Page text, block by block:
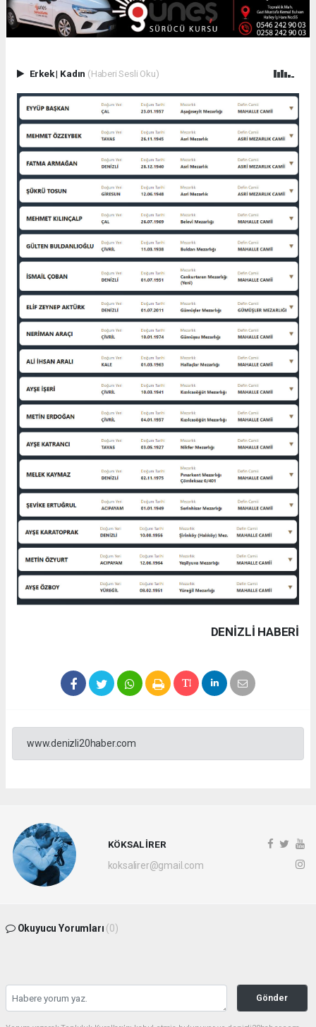
Erkek| Kadın (Haberi Sesli Oku)
DENIZLI HABERİ
www.denizli20haber.com
KÖKSAL İRER
koksalirer@gmail.com
Okuyucu Yorumları (0)
Gönder